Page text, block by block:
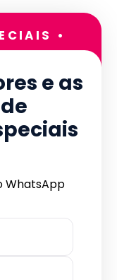
•
e as
WhatsApp